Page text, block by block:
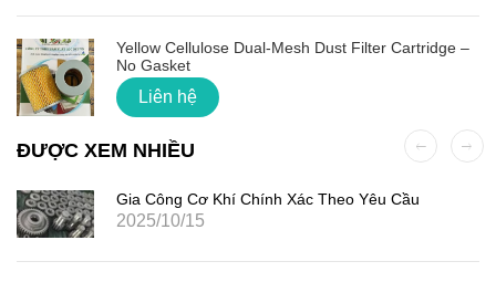
Yellow Cellulose Dual-Mesh Dust Filter Cartridge –
No Gasket
Liên hệ
ĐƯỢC XEM NHIỀU
Gia Công Cơ Khí Chính Xác Theo Yêu Cầu
2025/10/15